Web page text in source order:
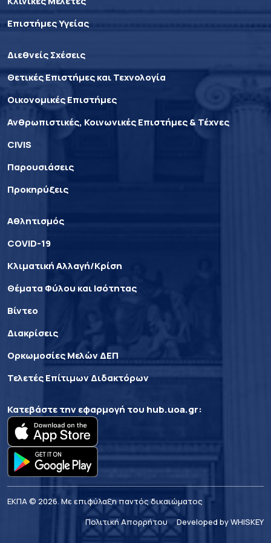
Επιστήμες Υγείας
Διεθνείς Σχέσεις
Θετικές Επιστήμες και Τεχνολογία
Οικονομικές Επιστήμες
Ανθρωπιστικές, Κοινωνικές Επιστήμες & Τέχνες
CIVIS
Παρουσιάσεις
Προκηρύξεις
Αθλητισμός
COVID-19
Κλιματική Αλλαγή/Κρίση
Θέματα Φύλου και Ισότητας
Βίντεο
Διακρίσεις
Ορκωμοσίες Μελών ΔΕΠ
Τελετές Επίτιμων Διδακτόρων
Κατεβάστε την εφαρμογή του hub.uoa.gr:
ΕΚΠΑ © 2026. Με επιφύλαξη παντός δικαιώματος
Πολιτική Απορρήτου
Developed by WHISKEY